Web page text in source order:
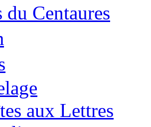
du Centaures
aux Lettres